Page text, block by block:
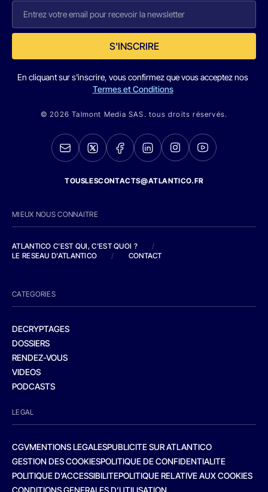
S'INSCRIRE
En cliquant sur s'inscrire, vous confirmez que vous acceptez nos
Termes et Conditions
© 2026 Talmont Media SAS. tous droits réservés.
TOUSLESCONTACTS@ATLANTICO.FR
MIEUX NOUS CONNAITRE
ATLANTICO C'EST QUI, C'EST QUOI ?
/
LE RESEAU D'ATLANTICO
/ CONTACT
CATEGORIES
DECRYPTAGES
DOSSIERS
RENDEZ-VOUS
VIDEOS
PODCASTS
LEGAL
CGVMENTIONS LEGALESPUBLICITE SUR ATLANTICO
GESTION DES COOKIESPOLITIQUE DE CONFIDENTIALITE
POLITIQUE D’ACCESSIBILITEPOLITIQUE RELATIVE AUX COOKIES
CONDITIONS GENERALES D’UTILISATION